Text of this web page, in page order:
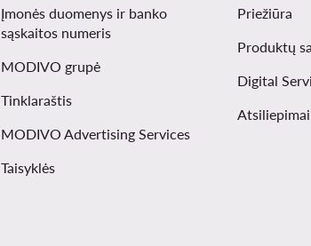
Įmonės duomenys ir banko
sąskaitos numeris
MODIVO grupė
Tinklaraštis
MODIVO Advertising Services
Taisyklės
Priežiūra
Produktų
Digital